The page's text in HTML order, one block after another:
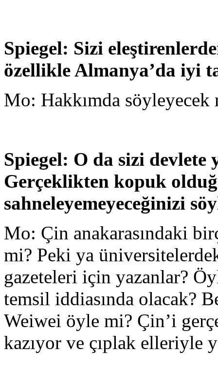
Spiegel: Sizi
özellikle Almanya’da iyi
Mo: Hakkımda söyleyecek
Spiegel: O da sizi devlete
Gerçeklikten kopuk
sahneleyemeyeceğinizi
Mo: Çin anakarasındaki
mi? Peki ya
gazeteleri için yazanlar?
temsil iddiasında olacak?
Weiwei öyle mi? Çin’i
kazıyor ve çıplak elleriyle